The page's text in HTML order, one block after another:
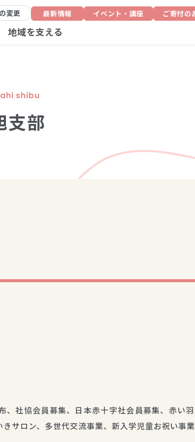
変更 最新情報 イベント・講座 ご寄付の
地域を支える
shibu
支部
、社協会員募集、日本赤十字社会員募集、赤い
サロン、多世代交流事業、新入学児童お祝い事